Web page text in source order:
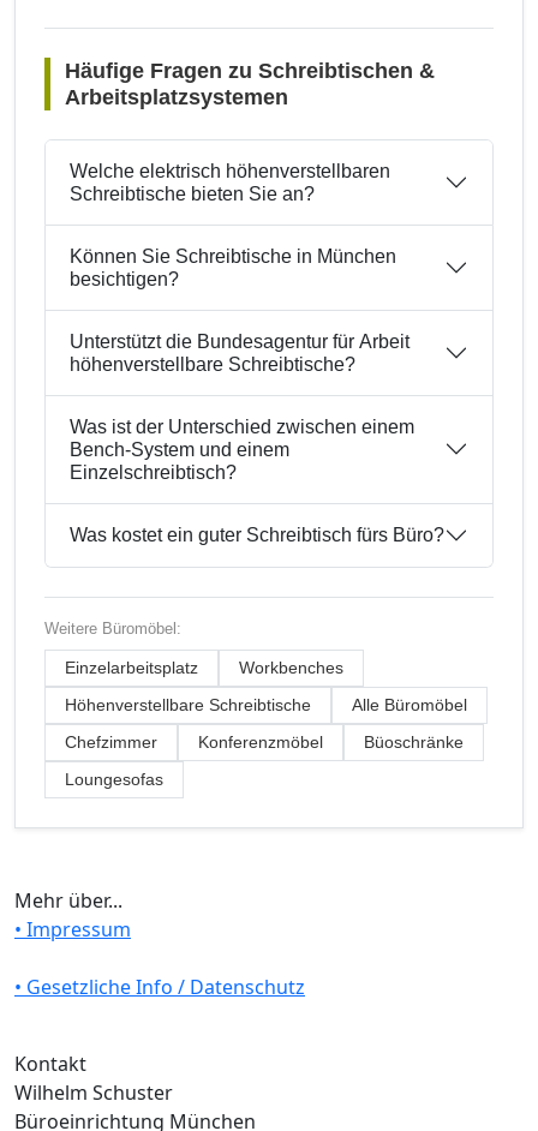
Häufige Fragen zu Schreibtischen &
Arbeitsplatzsystemen
Welche elektrisch höhenverstellbaren
Schreibtische bieten Sie an?
Können Sie Schreibtische in München
besichtigen?
Unterstützt die Bundesagentur für Arbeit
höhenverstellbare Schreibtische?
Was ist der Unterschied zwischen einem
Bench-System und einem
Einzelschreibtisch?
Was kostet ein guter Schreibtisch fürs Büro?
Weitere Büromöbel:
Einzelarbeitsplatz
Workbenches
Höhenverstellbare Schreibtische
Alle Büromöbel
Chefzimmer
Konferenzmöbel
Büoschränke
Loungesofas
Mehr über...
• Impressum
• Gesetzliche Info / Datenschutz
Kontakt
Wilhelm Schuster
Büroeinrichtung München